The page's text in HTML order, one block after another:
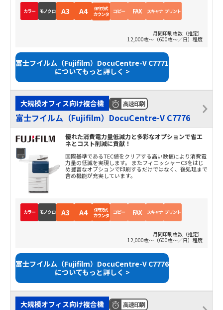
カラー モノクロ A3 A4 保守方式
カウンタ コピー FAX スキャナ プリント
月間印刷枚数（推定）
12,000枚～（600枚～／日）程度
富士フイルム（Fujifilm）DocuCentre-V C7771
についてもっと詳しく >
大規模オフィス向け複合機 高速印刷
富士フイルム（Fujifilm）DocuCentre-V C7776
優れた消費電力量低減力と多彩なオプションで省エ
ネとコスト削減に貢献！
国際基準であるTEC値をクリアする高い数値により消費電
力量の低減を実現します。 またフィニッシャーC3をはじ
め豊富なオプションで印刷するだけではなく、後処理まで
含め機能が充実しています。
カラー モノクロ A3 A4 保守方式
カウンタ コピー FAX スキャナ プリント
月間印刷枚数（推定）
12,000枚～（600枚～／日）程度
富士フイルム（Fujifilm）DocuCentre-V C7776
についてもっと詳しく >
大規模オフィス向け複合機 高速印刷